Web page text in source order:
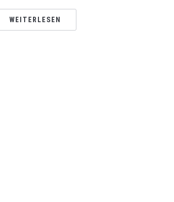
WEITERLESEN